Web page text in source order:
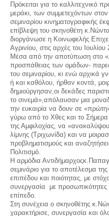
Πρόκειται για το καλλιτεχνικό
μεράκι, των συμμετεχόντων
σεμιναρίου κινηματογραφικής
επίβλεψη του σκηνοθέτη
διοργάνωσε η Κοινωφελής
Αγρινίου, στις αρχές του Ιουλίου
Μέσα από την αποτύπωση στο
προσπάθειας των ομάδων-
του σεμιναρίου, κι ενώ αρχικά
ή και καθόλου, ήρθαν κοντά,
δημιούργησαν,οι δεκάδες
το σινεμά»,απόλαυσαν μια
την ευκαιρία να δουν σε «πρώτη»
γύρω από το Χθες και το Σήμερα
της Αμφιλοχίας, να
λίμνης (Τριχωνίδα) και να
προβληματισμούς και
Πολιτισμό.
Η αρμόδια
σεμινάριο για το αποτέλεσμα
επιπέδου και ποιότητας, με
συνεργασία με προσωπικότητες
επίπεδο.
Στη συνέχεια ο σκηνοθέτης
χαρακτήρισε, συνεργασία και